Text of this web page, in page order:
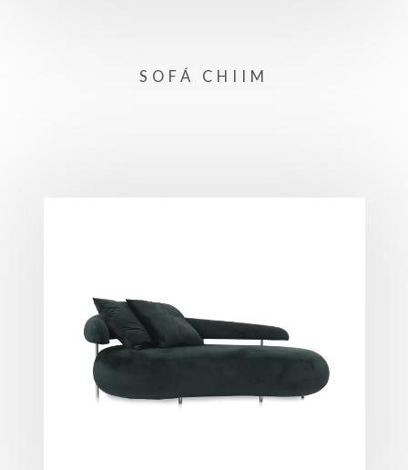
SOFÁ CHIIM